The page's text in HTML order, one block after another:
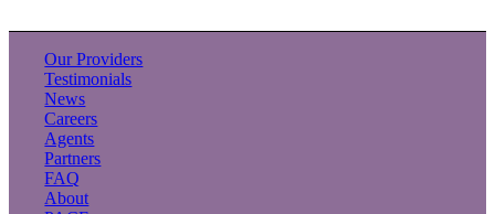
Our Providers
Testimonials
News
Careers
Agents
Partners
FAQ
About